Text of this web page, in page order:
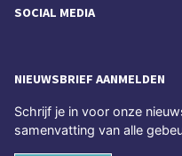
SOCIAL MEDIA
NIEUWSBRIEF AANMELDEN
Schrijf je in voor onze
samenvatting van alle